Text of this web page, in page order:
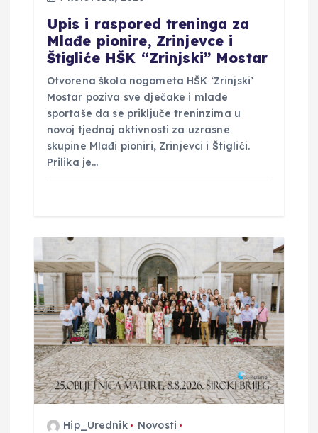
​Upis i raspored treninga za
Mlađe pionire, Zrinjevce i
Štigliće HŠK “Zrinjski” Mostar
​Otvorena škola nogometa HŠK ‘Zrinjski’
Mostar poziva sve dječake i mlade
sportaše da se priključe treninzima u
novoj tjednoj aktivnosti za uzrasne
skupine Mlađi pioniri, Zrinjevci i Štiglići. ​
Prilika je…
Hip_Urednik
Novosti